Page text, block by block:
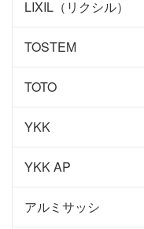
LIXIL（リクシル）
TOSTEM
TOTO
YKK
YKK AP
アルミサッシ